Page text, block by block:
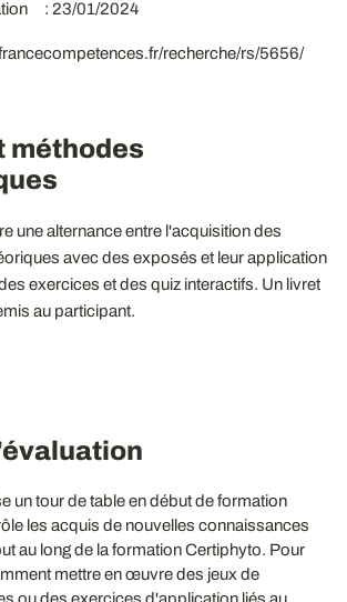
: 23/01/2024
recherche/rs/5656/
méthodes
une alternance entre l'acquisition des
avec des exposés et leur application
exercices et des quiz interactifs. Un livret
au participant.
un tour de table en début de formation
les acquis de nouvelles connaissances
au long de la formation Certiphyto. Pour
mettre en œuvre des jeux de